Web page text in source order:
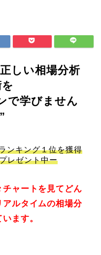
しい相場分析
で学びません
ンキング１位を獲得
レゼント中ー
ャートを見てどん
ルタイムの相場分
ます。